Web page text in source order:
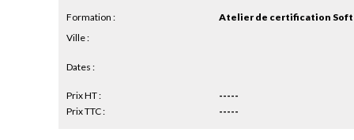
Formation :
Atelier de certification Soft
Ville :
Dates :
Prix HT :
-----
Prix TTC :
-----